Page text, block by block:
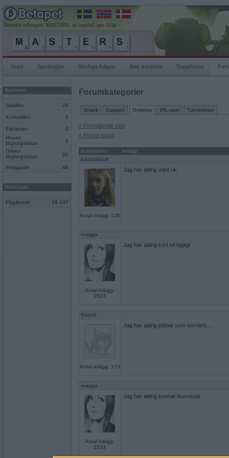
Senaste rullningen, MASTERS, av tequila5 gav 151p
Start Spelregler Vanliga frågor Sök medlem Topplistor
Spelrum
Giraffen 28
Krokodilen 0
Elefanten
0
Musen
Böjningslistan
0
Grisen
Böjningslistan
20
Inloggade 48
Mobilspel
Pågående 18 437
Forumkategorier
Snack Support Ordlekar IRL-spel Turneringar
« Föregående sida
« Första sidan
Användare
Inlägg
kastrullock
Antal inlägg: 126
Jag har aldrig varit rik.
magga
Antal inlägg:
2533
Jag har aldrig kört bil lagligt
Gazell
Antal inlägg: 170
Jag har aldrig jobbat som servitris....
magga
Antal inlägg:
2533
Jag har aldrig kunnat busvissla